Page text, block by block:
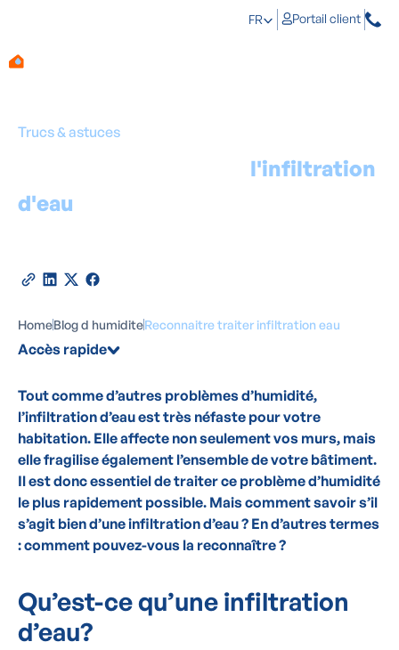
FR Portail client
Trucs & astuces
l'infiltration
d'eau
HomeBlog d humiditeReconnaitre traiter infiltration eau
Accès rapide
Tout comme d’autres problèmes d’humidité,
l’infiltration d’eau est très néfaste pour votre
habitation. Elle affecte non seulement vos murs, mais
elle fragilise également l’ensemble de votre bâtiment.
Il est donc essentiel de traiter ce problème d’humidité
le plus rapidement possible. Mais comment savoir s’il
s’agit bien d’une infiltration d’eau ? En d’autres termes
: comment pouvez-vous la reconnaître ?
Qu’est-ce qu’une infiltration
d’eau?